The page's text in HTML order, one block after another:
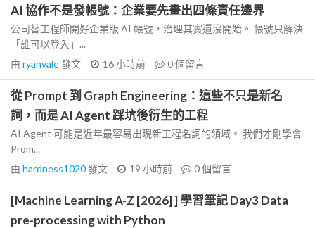
AI 協作不是發帳號：企業要先畫出四條責任邊界
公司替工程師開好企業版 AI 帳號，治理其實還沒開始。 帳號只解決
「誰可以登入」...
由 ryanvale發文 16 小時前 0個留言
從 Prompt 到 Graph Engineering：這些不只是新名
詞，而是 AI Agent 踩坑後衍生的工程
AI Agent 可能是近年最容易出現新工程名詞的領域。 我們才剛學會
Prom...
由 hardness1020發文 19 小時前 0個留言
[Machine Learning A-Z [2026] ] 學習筆記 Day3 Data
pre-processing with Python